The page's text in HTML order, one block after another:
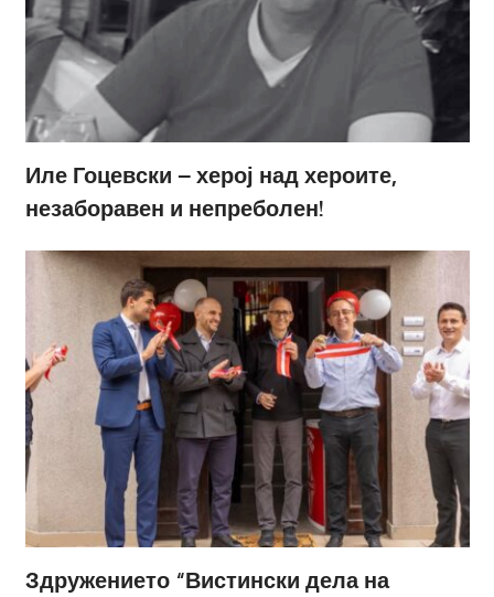
Иле Гоцевски – херој над хероите,
незаборавен и непреболен!
Здружението “Вистински дела на